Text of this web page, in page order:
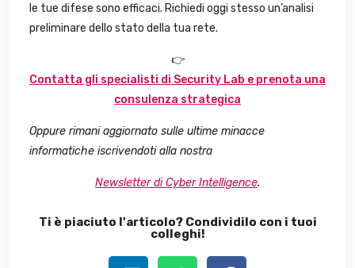
le tue difese sono efficaci. Richiedi oggi stesso un’analisi
preliminare dello stato della tua rete.
👉
Contatta gli specialisti di Security Lab e prenota una
consulenza strategica
Oppure rimani aggiornato sulle ultime minacce
informatiche iscrivendoti alla nostra
Newsletter di Cyber Intelligence.
Ti è piaciuto l'articolo? Condividilo con i tuoi
colleghi!